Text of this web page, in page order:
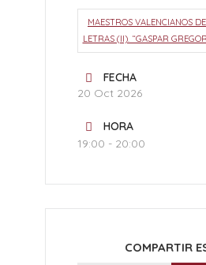
MAESTROS VALENCIANOS
LETRAS (II). “GASPAR
FECHA
20 Oct 2026
HORA
19:00 - 20:00
COMPARTIR